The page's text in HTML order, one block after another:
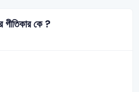
গীতিকার কে ?